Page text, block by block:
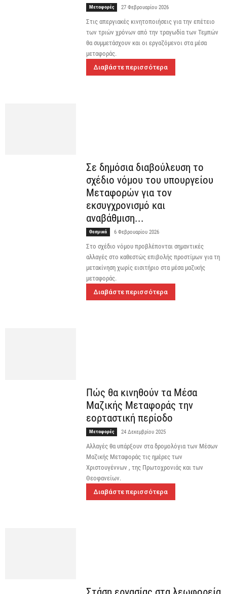
Μεταφορές 27 Φεβρουαρίου 2026
Στις απεργιακές κινητοποιήσεις για την επέτειο
των τριών χρόνων από την τραγωδία των Τεμπών
θα συμμετάσχουν και οι εργαζόμενοι στα μέσα
μεταφοράς.
Διαβάστε περισσότερα
Σε δημόσια διαβούλευση το
σχέδιο νόμου του υπουργείου
Μεταφορών για τον
εκσυγχρονισμό και
αναβάθμιση...
Θεσμικά 6 Φεβρουαρίου 2026
Στο σχέδιο νόμου προβλέπονται σημαντικές
αλλαγές στο καθεστώς επιβολής προστίμων για τη
μετακίνηση χωρίς εισιτήριο στα μέσα μαζικής
μεταφοράς.
Διαβάστε περισσότερα
Πώς θα κινηθούν τα Μέσα
Μαζικής Μεταφοράς την
εορταστική περίοδο
Μεταφορές 24 Δεκεμβρίου 2025
Αλλαγές θα υπάρξουν στα δρομολόγια των Μέσων
Μαζικής Μεταφοράς τις ημέρες των
Χριστουγέννων , της Πρωτοχρονιάς και των
Θεοφανείων.
Διαβάστε περισσότερα